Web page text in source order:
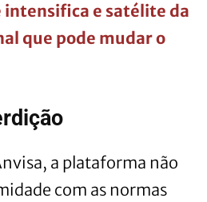
intensifica e satélite da
que pode mudar o
a plataforma não
com as normas